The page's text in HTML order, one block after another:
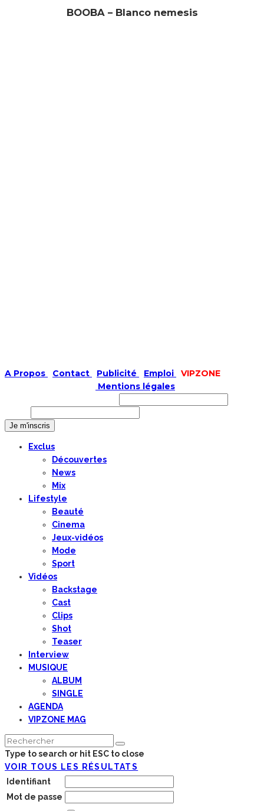
BOOBA – Blanco nemesis
A Propos Contact Publicité Emploi
VIPZONE
Mentions légales
Exclus
Découvertes
News
Mix
Lifestyle
Beauté
Cinema
Jeux-vidéos
Mode
Sport
Vidéos
Backstage
Cast
Clips
Shot
Teaser
Interview
MUSIQUE
ALBUM
SINGLE
AGENDA
VIPZONE MAG
Type to search or hit ESC to close
VOIR TOUS LES RÉSULTATS
Identifiant
Mot de passe